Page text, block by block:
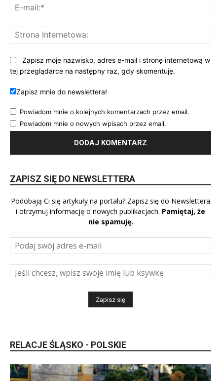
Zapisz moje nazwisko, adres e-mail i stronę internetową w
tej przeglądarce na następny raz, gdy skomentuję.
Zapisz mnie do newslettera!
Powiadom mnie o kolejnych komentarzach przez email.
Powiadom mnie o nowych wpisach przez email.
ZAPISZ SIĘ DO NEWSLETTERA
Podobają Ci się artykuły na portalu? Zapisz się do Newslettera
i otrzymuj informację o nowych publikacjach. Pamiętaj, że
nie spamuję.
RELACJE ŚLĄSKO - POLSKIE